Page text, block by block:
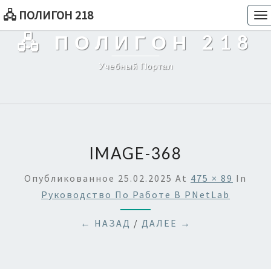
🖧 ПОЛИГОН 218
🖧 ПОЛИГОН 218
Учебный Портал
IMAGE-368
Опубликованное 25.02.2025 At 475 × 89 In
Руководство По Работе В PNetLab
← НАЗАД / ДАЛЕЕ →